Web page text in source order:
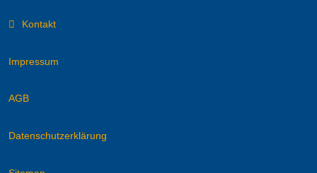
Kontakt
Impressum
AGB
Datenschutzerklärung